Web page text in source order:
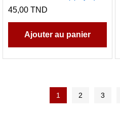
45,00 TND
Ajouter au panier
1 2 3